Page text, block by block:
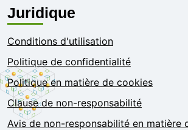
Juridique
Conditions d'utilisation
Politique de confidentialité
Politique en matière de cookies
Clause de non-responsabilité
Avis de non-responsabilité en matière